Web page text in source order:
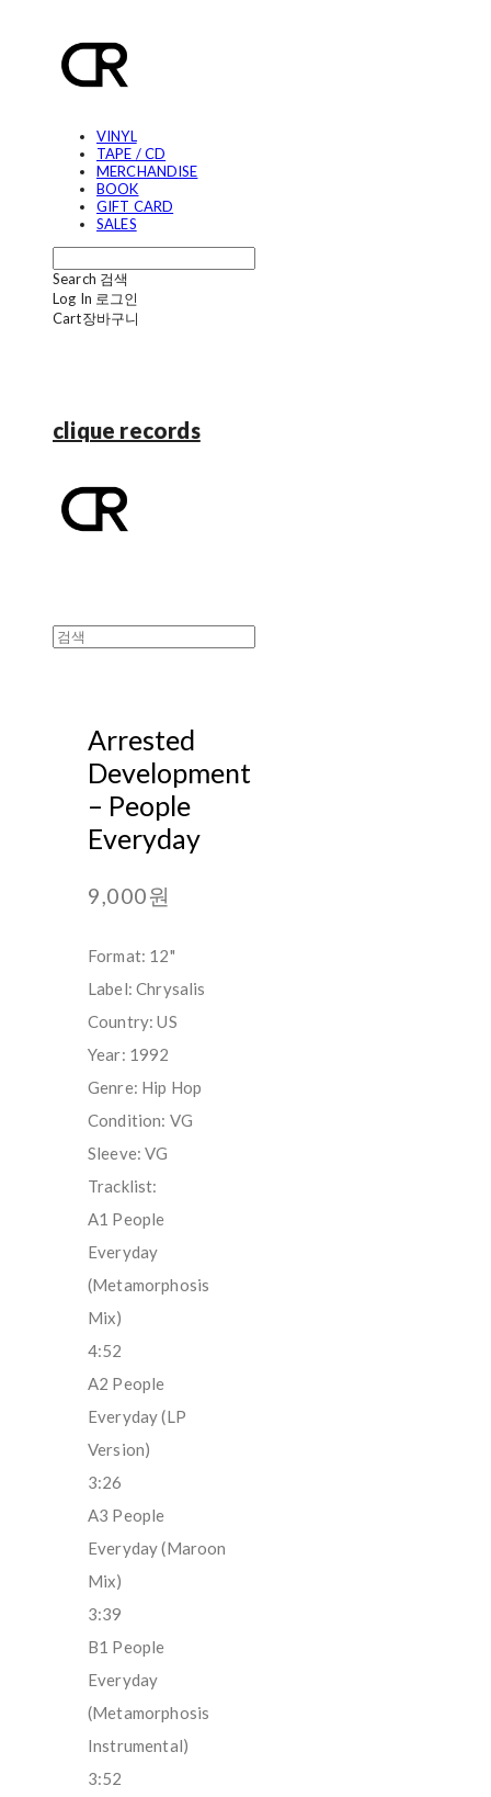
VINYL
TAPE / CD
MERCHANDISE
BOOK
GIFT CARD
SALES
Search 검색
Log In 로그인
Cart장바구니
clique records
Arrested
Development
– People
Everyday
9,000원
Format: 12"
Label: Chrysalis
Country: US
Year: 1992
Genre: Hip Hop
Condition: VG
Sleeve: VG
Tracklist:
A1 People
Everyday
(Metamorphosis
Mix)
4:52
A2 People
Everyday (LP
Version)
3:26
A3 People
Everyday (Maroon
Mix)
3:39
B1 People
Everyday
(Metamorphosis
Instrumental)
3:52